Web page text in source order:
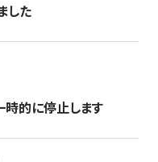
した
的に停止します